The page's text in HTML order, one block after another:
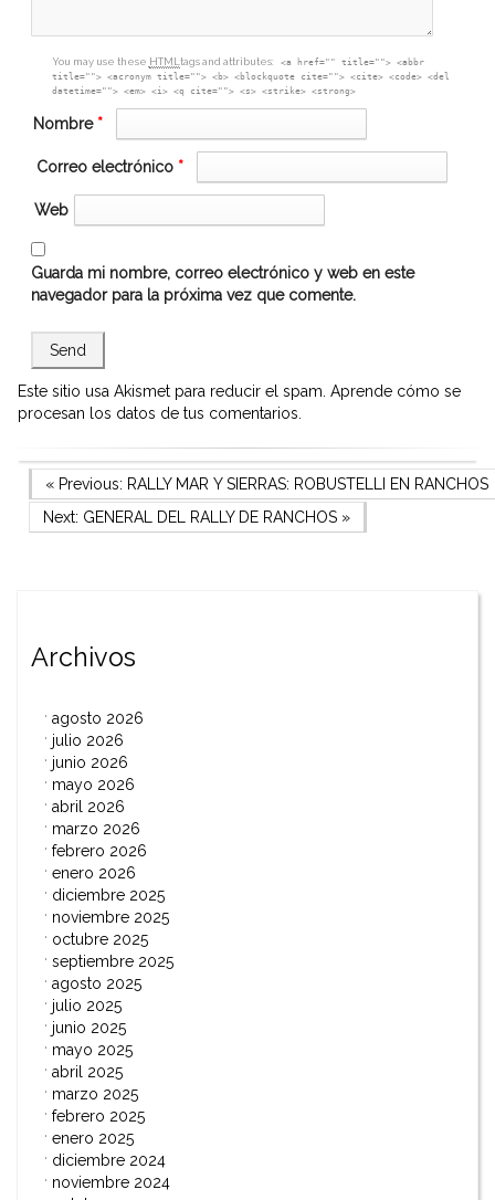
You may use these HTML tags and attributes:
<a href="" title=""> <abbr
title=""> <acronym title=""> <b> <blockquote cite=""> <cite> <code> <del
datetime=""> <em> <i> <q cite=""> <s> <strike> <strong>
Nombre *
Correo electrónico *
Web
Guarda mi nombre, correo electrónico y web en este
navegador para la próxima vez que comente.
Este sitio usa Akismet para reducir el spam. Aprende cómo se
procesan los datos de tus comentarios.
Navegación
de
Previous Post
« Previous: RALLY MAR Y SIERRAS: ROBUSTELLI EN RANCHOS
Next Post
Next: GENERAL DEL RALLY DE RANCHOS»
Archivos
agosto 2026
julio 2026
junio 2026
mayo 2026
abril 2026
marzo 2026
febrero 2026
enero 2026
diciembre 2025
noviembre 2025
octubre 2025
septiembre 2025
agosto 2025
julio 2025
junio 2025
mayo 2025
abril 2025
marzo 2025
febrero 2025
enero 2025
diciembre 2024
noviembre 2024